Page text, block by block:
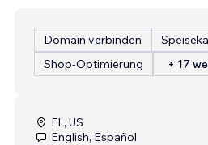
Domain verbinden
Shop-Optimierung
+ 17
FL, US
English, Español